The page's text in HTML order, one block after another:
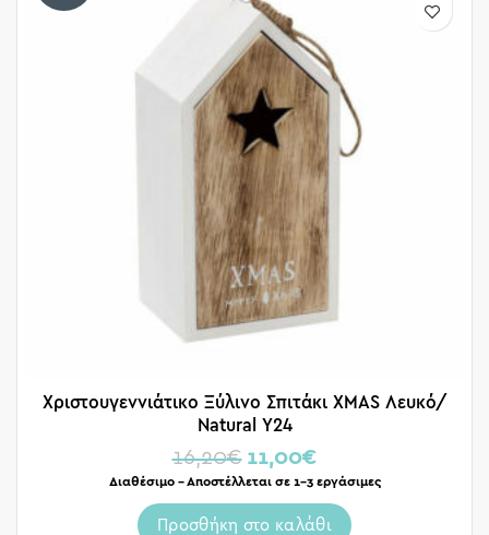
Χριστουγεννιάτικο Ξύλινο Σπιτάκι XMAS Λευκό/
Natural Υ24
16,20€ 11,00€
Διαθέσιμο – Αποστέλλεται σε 1-3 εργάσιμες
Προσθήκη στο καλάθι